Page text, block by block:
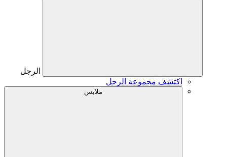
الرجل
اكتشف مجموعة الرجل
ملابس